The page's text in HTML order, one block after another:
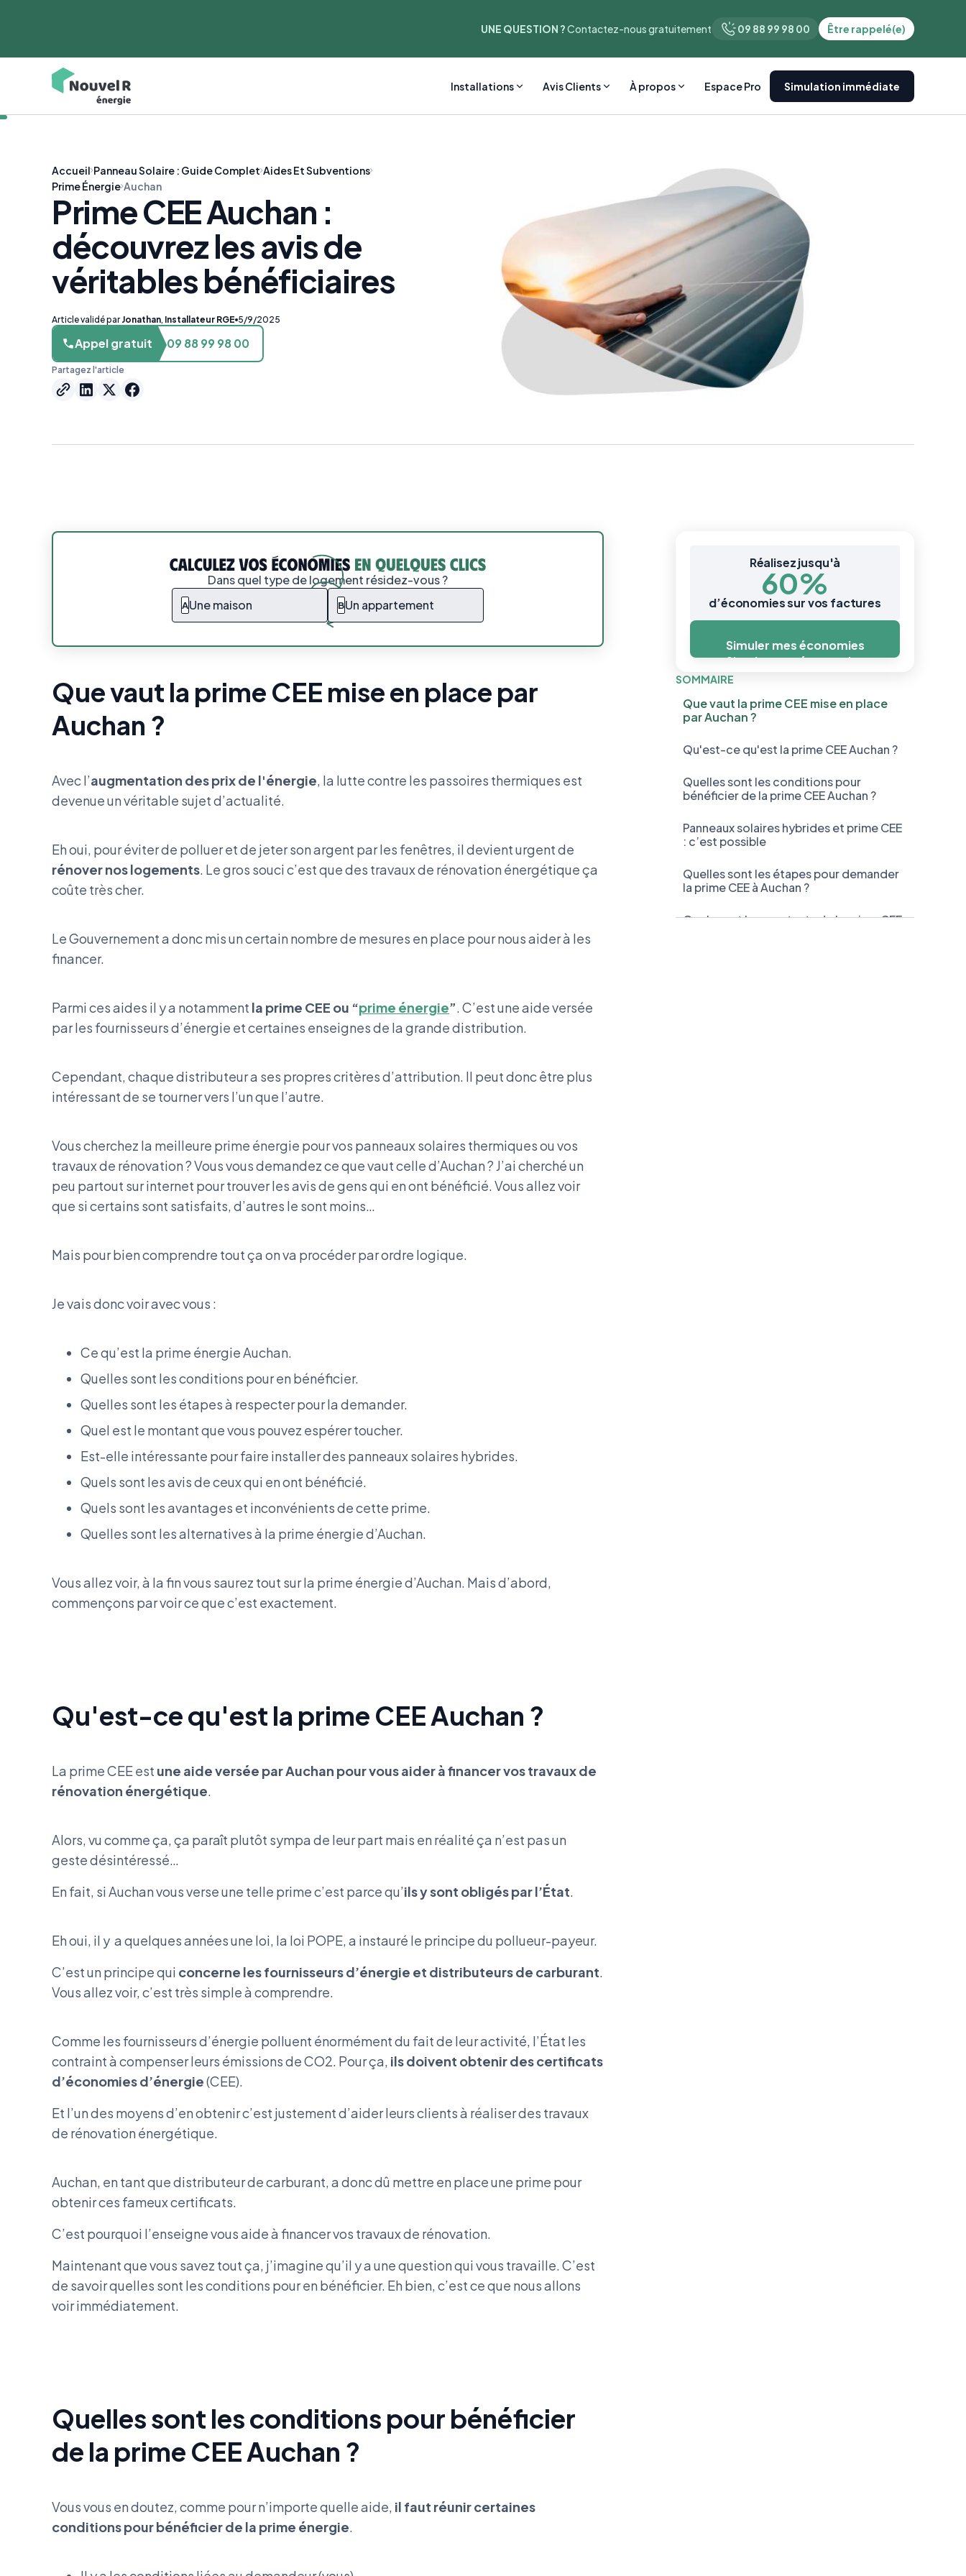
UNE QUESTION ?Contactez-nous gratuitement 09 88 99 98 00 Être rappelé(e)
Installations Avis Clients À propos Espace Pro Simulation immédiate
Accueil Panneau Solaire : Guide Complet Aides Et Subventions
Prime Énergie Auchan
Prime CEE Auchan :
découvrez les avis de
véritables bénéficiaires
Article validé par Jonathan, Installateur RGE 5/9/2025
Appel gratuit 09 88 99 98 00
Partagez l'article
Dans quel type de logement résidez-vous ?
AUne maison BUn appartement
Que vaut la prime CEE mise en place par
Auchan ?
Avec l’augmentation des prix de l'énergie, la lutte contre les passoires thermiques est
devenue un véritable sujet d’actualité.
Eh oui, pour éviter de polluer et de jeter son argent par les fenêtres, il devient urgent de
rénover nos logements. Le gros souci c’est que des travaux de rénovation énergétique ça
coûte très cher.
Le Gouvernement a donc mis un certain nombre de mesures en place pour nous aider à les
financer.
Parmi ces aides il y a notamment la prime CEE ou “prime énergie”. C’est une aide versée
par les fournisseurs d’énergie et certaines enseignes de la grande distribution.
Cependant, chaque distributeur a ses propres critères d’attribution. Il peut donc être plus
intéressant de se tourner vers l’un que l’autre.
Vous cherchez la meilleure prime énergie pour vos panneaux solaires thermiques ou vos
travaux de rénovation ? Vous vous demandez ce que vaut celle d’Auchan ? J’ai cherché un
peu partout sur internet pour trouver les avis de gens qui en ont bénéficié. Vous allez voir
que si certains sont satisfaits, d’autres le sont moins…
Mais pour bien comprendre tout ça on va procéder par ordre logique.
Je vais donc voir avec vous :
Ce qu’est la prime énergie Auchan.
Quelles sont les conditions pour en bénéficier.
Quelles sont les étapes à respecter pour la demander.
Quel est le montant que vous pouvez espérer toucher.
Est-elle intéressante pour faire installer des panneaux solaires hybrides.
Quels sont les avis de ceux qui en ont bénéficié.
Quels sont les avantages et inconvénients de cette prime.
Quelles sont les alternatives à la prime énergie d’Auchan.
Vous allez voir, à la fin vous saurez tout sur la prime énergie d’Auchan. Mais d’abord,
commençons par voir ce que c’est exactement.
Qu'est-ce qu'est la prime CEE Auchan ?
La prime CEE est une aide versée par Auchan pour vous aider à financer vos travaux de
rénovation énergétique.
Alors, vu comme ça, ça paraît plutôt sympa de leur part mais en réalité ça n’est pas un
geste désintéressé…
En fait, si Auchan vous verse une telle prime c’est parce qu’ils y sont obligés par l’État.
Eh oui, il y a quelques années une loi, la loi POPE, a instauré le principe du pollueur-payeur.
C’est un principe qui concerne les fournisseurs d’énergie et distributeurs de carburant.
Vous allez voir, c’est très simple à comprendre.
Comme les fournisseurs d’énergie polluent énormément du fait de leur activité, l’État les
contraint à compenser leurs émissions de CO2. Pour ça, ils doivent obtenir des certificats
d’économies d’énergie(CEE).
Et l’un des moyens d’en obtenir c’est justement d’aider leurs clients à réaliser des travaux
de rénovation énergétique.
Auchan, en tant que distributeur de carburant, a donc dû mettre en place une prime pour
obtenir ces fameux certificats.
C’est pourquoi l’enseigne vous aide à financer vos travaux de rénovation.
Maintenant que vous savez tout ça, j’imagine qu’il y a une question qui vous travaille. C’est
de savoir quelles sont les conditions pour en bénéficier. Eh bien, c’est ce que nous allons
voir immédiatement.
Quelles sont les conditions pour bénéficier
de la prime CEE Auchan ?
Vous vous en doutez, comme pour n’importe quelle aide, il faut réunir certaines
conditions pour bénéficier de la prime énergie.
Réalisez jusqu'à
60%
d’économies sur vos factures
Simuler mes économies
Simuler mes économies
SOMMAIRE
Que vaut la prime CEE mise en place
par Auchan ?
Qu'est-ce qu'est la prime CEE Auchan ?
Quelles sont les conditions pour
bénéficier de la prime CEE Auchan ?
Panneaux solaires hybrides et prime CEE
: c’est possible
Quelles sont les étapes pour demander
la prime CEE à Auchan ?
Quels sont les montants de la prime CEE